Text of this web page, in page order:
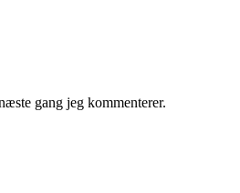
gang jeg kommenterer.